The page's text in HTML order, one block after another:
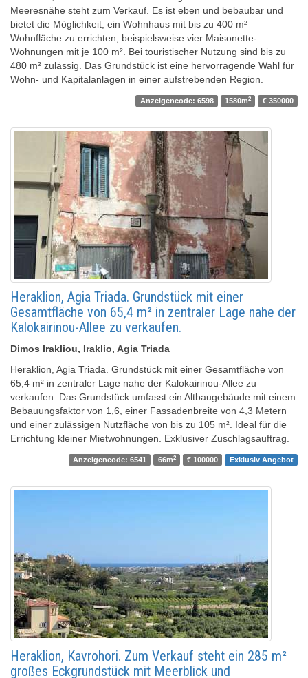
Meeresnähe steht zum Verkauf. Es ist eben und bebaubar und
bietet die Möglichkeit, ein Wohnhaus mit bis zu 400 m²
Wohnfläche zu errichten, beispielsweise vier Maisonette-
Wohnungen mit je 100 m². Bei touristischer Nutzung sind bis zu
480 m² zulässig. Das Grundstück ist eine hervorragende Wahl für
Wohn- und Kapitalanlagen in einer aufstrebenden Region.
Anzeigencode: 6598 1580m2 € 350000
Heraklion, Agia Triada. Grundstück mit einer
Gesamtfläche von 65,4 m² in zentraler Lage nahe der
Kalokairinou-Allee zu verkaufen.
Dimos Irakliou, Iraklio, Agia Triada
Heraklion, Agia Triada. Grundstück mit einer Gesamtfläche von
65,4 m² in zentraler Lage nahe der Kalokairinou-Allee zu
verkaufen. Das Grundstück umfasst ein Altbaugebäude mit einem
Bebauungsfaktor von 1,6, einer Fassadenbreite von 4,3 Metern
und einer zulässigen Nutzfläche von bis zu 105 m². Ideal für die
Errichtung kleiner Mietwohnungen. Exklusiver Zuschlagsauftrag.
Anzeigencode: 6541 66m2 € 100000 Exklusiv Angebot
Heraklion, Kavrohori. Zum Verkauf steht ein 285 m²
großes Eckgrundstück mit Meerblick und